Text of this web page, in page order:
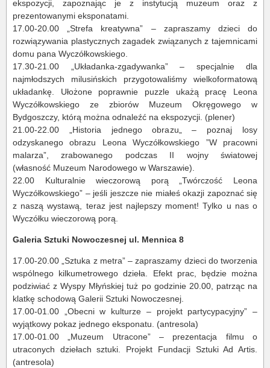
ekspozycji, zapoznając je z instytucją muzeum oraz z
prezentowanymi eksponatami.
17.00-20.00 „Strefa kreatywna” – zapraszamy dzieci do
rozwiązywania plastycznych zagadek związanych z tajemnicami
domu pana Wyczółkowskiego.
17.30-21.00 „Układanka-zgadywanka” – specjalnie dla
najmłodszych milusińskich przygotowaliśmy wielkoformatową
układankę. Ułożone poprawnie puzzle ukażą pracę Leona
Wyczółkowskiego ze zbiorów Muzeum Okręgowego w
Bydgoszczy, którą można odnaleźć na ekspozycji. (plener)
21.00-22.00 „Historia jednego obrazu„ – poznaj losy
odzyskanego obrazu Leona Wyczółkowskiego ”W pracowni
malarza”, zrabowanego podczas II wojny światowej
(własność Muzeum Narodowego w Warszawie).
22.00 Kulturalnie wieczorową porą „Twórczość Leona
Wyczółkowskiego” – jeśli jeszcze nie miałeś okazji zapoznać się
z naszą wystawą, teraz jest najlepszy moment! Tylko u nas o
Wyczółku wieczorową porą.
Galeria Sztuki Nowoczesnej ul. Mennica 8
17.00-20.00 „Sztuka z metra” – zapraszamy dzieci do tworzenia
wspólnego kilkumetrowego dzieła. Efekt prac, będzie można
podziwiać z Wyspy Młyńskiej tuż po godzinie 20.00, patrząc na
klatkę schodową Galerii Sztuki Nowoczesnej.
17.00-01.00 „Obecni w kulturze – projekt partycypacyjny” –
wyjątkowy pokaz jednego eksponatu. (antresola)
17.00-01.00 „Muzeum Utracone” – prezentacja filmu o
utraconych dziełach sztuki. Projekt Fundacji Sztuki Ad Artis.
(antresola)